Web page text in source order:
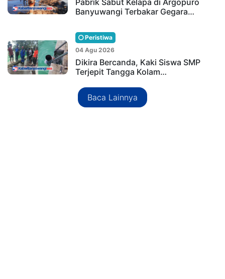
Pabrik Sabut Kelapa di Argopuro
Banyuwangi Terbakar Gegara…
Peristiwa
04 Agu 2026
Dikira Bercanda, Kaki Siswa SMP
Terjepit Tangga Kolam…
Baca Lainnya